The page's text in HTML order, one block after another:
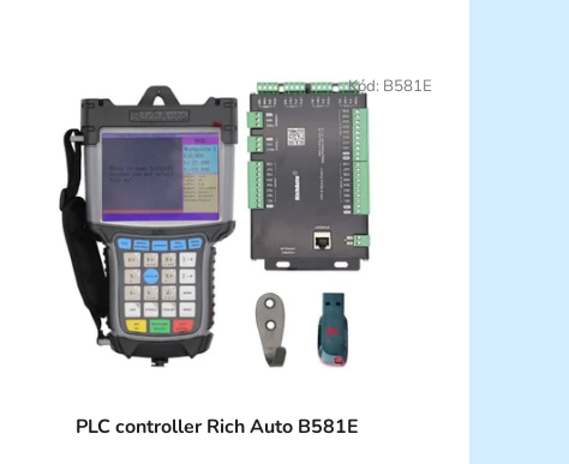
PLC controller Rich Auto B581E
Kód: B581E